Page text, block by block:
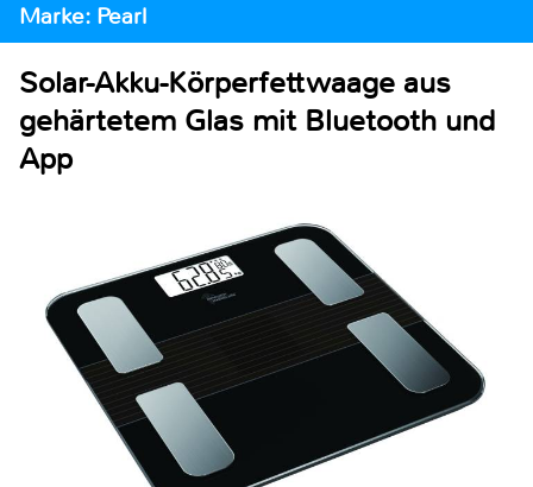
Marke: Pearl
Solar-Akku-Körperfettwaage aus
gehärtetem Glas mit Bluetooth und
App